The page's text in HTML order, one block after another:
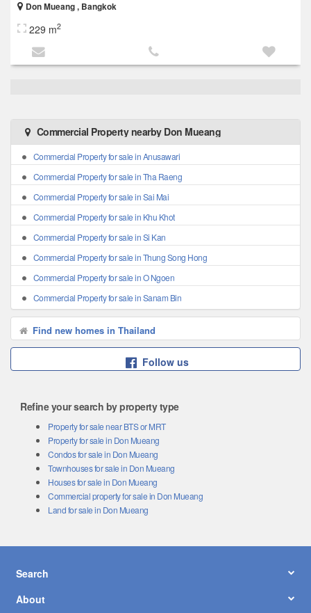
Don Mueang , Bangkok
229 m2
Commercial Property nearby Don Mueang
Commercial Property for sale in Anusawari
Commercial Property for sale in Tha Raeng
Commercial Property for sale in Sai Mai
Commercial Property for sale in Khu Khot
Commercial Property for sale in Si Kan
Commercial Property for sale in Thung Song Hong
Commercial Property for sale in O Ngoen
Commercial Property for sale in Sanam Bin
Find new homes in Thailand
Follow us
Refine your search by property type
Property for sale near BTS or MRT
Property for sale in Don Mueang
Condos for sale in Don Mueang
Townhouses for sale in Don Mueang
Houses for sale in Don Mueang
Commercial property for sale in Don Mueang
Land for sale in Don Mueang
Search
About